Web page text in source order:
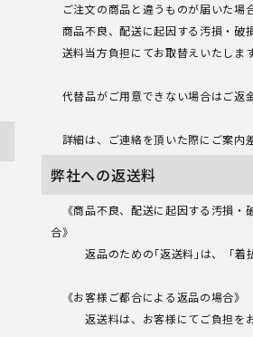
ご注文の商品と違うものが届いた場合
商品不良、配送に起因する汚損・破
送料当方負担にてお取替えいたします
代替品がご用意できない場合はご返
詳細は、ご連絡を頂いた際にご案内
弊社への返送料
《商品不良、配送に起因する汚損・
合》
返品のための｢返送料｣は、「着払
《お客様ご都合による返品の場合》
返送料は、お客様にてご負担をお